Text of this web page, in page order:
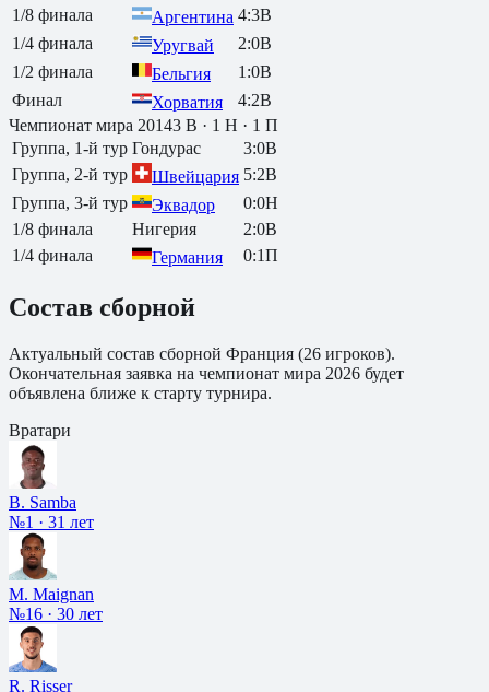
1/8 финала
Аргентина 4:3В
1/4 финала
Уругвай 2:0В
1/2 финала
Бельгия 1 :0В
Финал
Хорватия 4:2В
Чемпионат мира 20143 В · 1 Н · 1 П
Группа, 1-й тур Гондурас 3:0В
Группа, 2-й тур
Швейцария 5:2В
Группа, 3-й тур
Эквадор 0:0Н
1/8 финала
Нигерия 2:0В
1/4 финала
Германия 0:1П
Состав сборной
Актуальный состав сборной Франция (26 игроков).
Окончательная заявка на чемпионат мира 2026 будет
объявлена ближе к старту турнира.
Вратари
B. Samba
№1 · 31 лет
M. Maignan
№16 · 30 лет
R. Risser